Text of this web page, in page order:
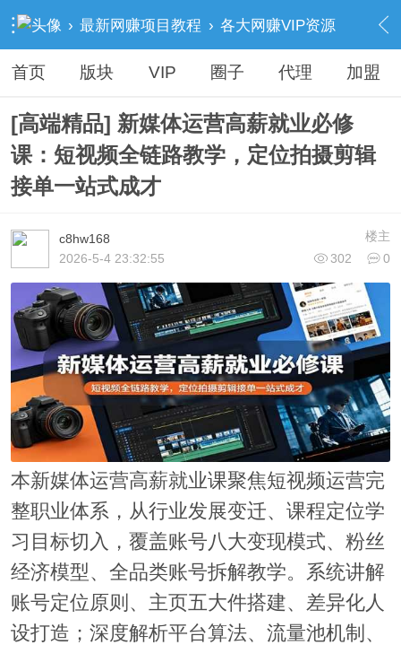
› 最新网赚项目教程 › 各大网赚VIP资源
› 内容
首页 版块 VIP 圈子 代理 加盟
[高端精品] 新媒体运营高薪就业必修
课：短视频全链路教学，定位拍摄剪辑
接单一站式成才
楼主
c8hw168
302
0
2026-5-4 23:32:55
本新媒体运营高薪就业课聚焦短视频运营完
整职业体系，从行业发展变迁、课程定位学
习目标切入，覆盖账号八大变现模式、粉丝
经济模型、全品类账号拆解教学。系统讲解
账号定位原则、主页五大件搭建、差异化人
设打造；深度解析平台算法、流量池机制、